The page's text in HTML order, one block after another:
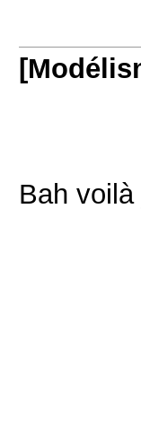
Bah